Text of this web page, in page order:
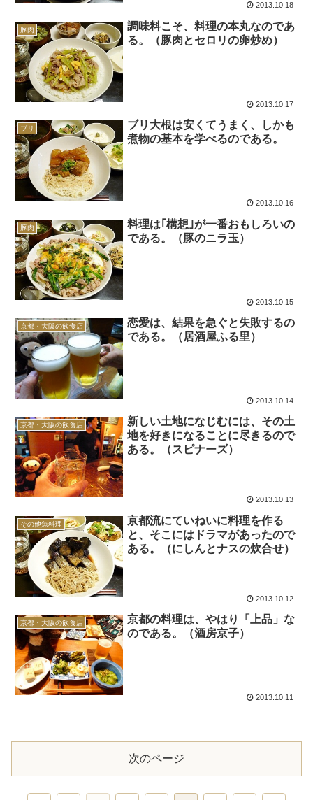
2013.10.18
豚肉
調味料こそ、料理の本丸なのであ
る。（豚肉とセロリの卵炒め）
2013.10.17
ブリ
ブリ大根は安くてうまく、しかも
煮物の基本を学べるのである。
2013.10.16
豚肉
料理は｢構想｣が一番おもしろいの
である。（豚のニラ玉）
2013.10.15
京都・大阪の飲食店
恋愛は、結果を急ぐと失敗するの
である。（居酒屋ふる里）
2013.10.14
京都・大阪の飲食店
新しい土地になじむには、その土
地を好きになることに尽きるので
ある。（スピナーズ）
2013.10.13
その他魚料理
京都流にていねいに料理を作る
と、そこにはドラマがあったので
ある。（にしんとナスの炊合せ）
2013.10.12
京都・大阪の飲食店
京都の料理は、やはり「上品」な
のである。（酒房京子）
2013.10.11
次のページ